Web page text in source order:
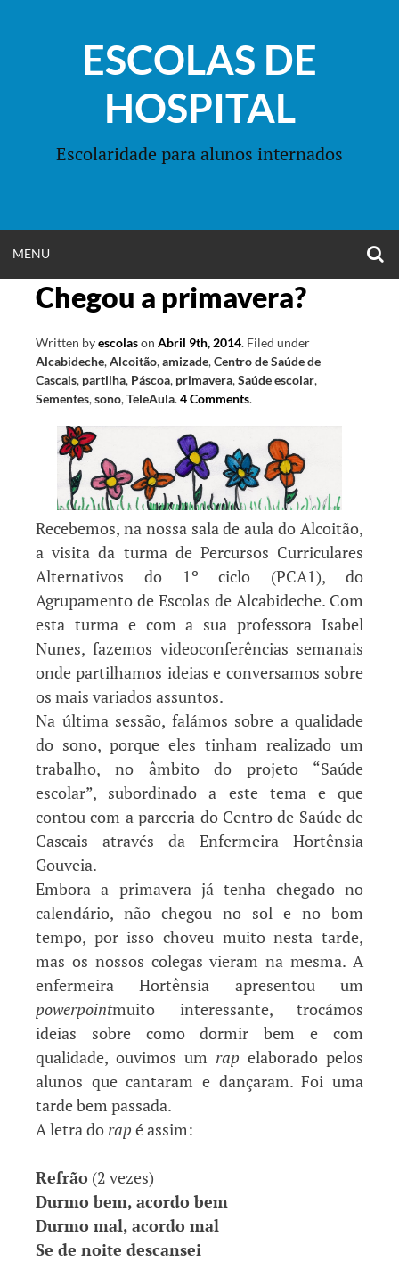
ESCOLAS DE
HOSPITAL
Escolaridade para alunos internados
MENU
MENU
Chegou a primavera?
Written byescolason Abril 9th, 2014. Filed under
Alcabideche,Alcoitão,amizade,Centro de Saúde de
Cascais, partilha, Páscoa, primavera,Saúde escolar,
Sementes,sono,TeleAula.4 Comments.
Recebemos, na nossa sala de aula do Alcoitão,
a visita da turma de Percursos Curriculares
Alternativos do 1º ciclo (PCA1), do
Agrupamento de Escolas de Alcabideche. Com
esta turma e com a sua professora Isabel
Nunes, fazemos videoconferências semanais
onde partilhamos ideias e conversamos sobre
os mais variados assuntos.
Na última sessão, falámos sobre a qualidade
do sono, porque eles tinham realizado um
trabalho, no âmbito do projeto “Saúde
escolar”, subordinado a este tema e que
contou com a parceria do Centro de Saúde de
Cascais através da Enfermeira Hortênsia
Gouveia.
Embora a primavera já tenha chegado no
calendário, não chegou no sol e no bom
tempo, por isso choveu muito nesta tarde,
mas os nossos colegas vieram na mesma. A
enfermeira Hortênsia apresentou um
powerpointmuito interessante, trocámos
ideias sobre como dormir bem e com
qualidade, ouvimos um rap elaborado pelos
alunos que cantaram e dançaram. Foi uma
tarde bem passada.
A letra do rap é assim:
Refrão (2 vezes)
Durmo bem, acordo bem
Durmo mal, acordo mal
Se de noite descansei